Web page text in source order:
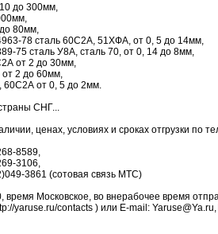
до 300мм,
80мм,
78 сталь 60С2А, 51ХФА, от 0, 5 до 14мм,
75 сталь У8А, сталь 70, от 0, 14 до 8мм,
от 2 до 30мм,
2 до 60мм,
60С2А от 0, 5 до 2мм.
СНГ...
ценах, условиях и сроках отгрузки по
8589,
3106,
3861 (сотовая связь МТС)
Московское, во внерабочее время
yaruse.ru/contacts ) или E-mail: